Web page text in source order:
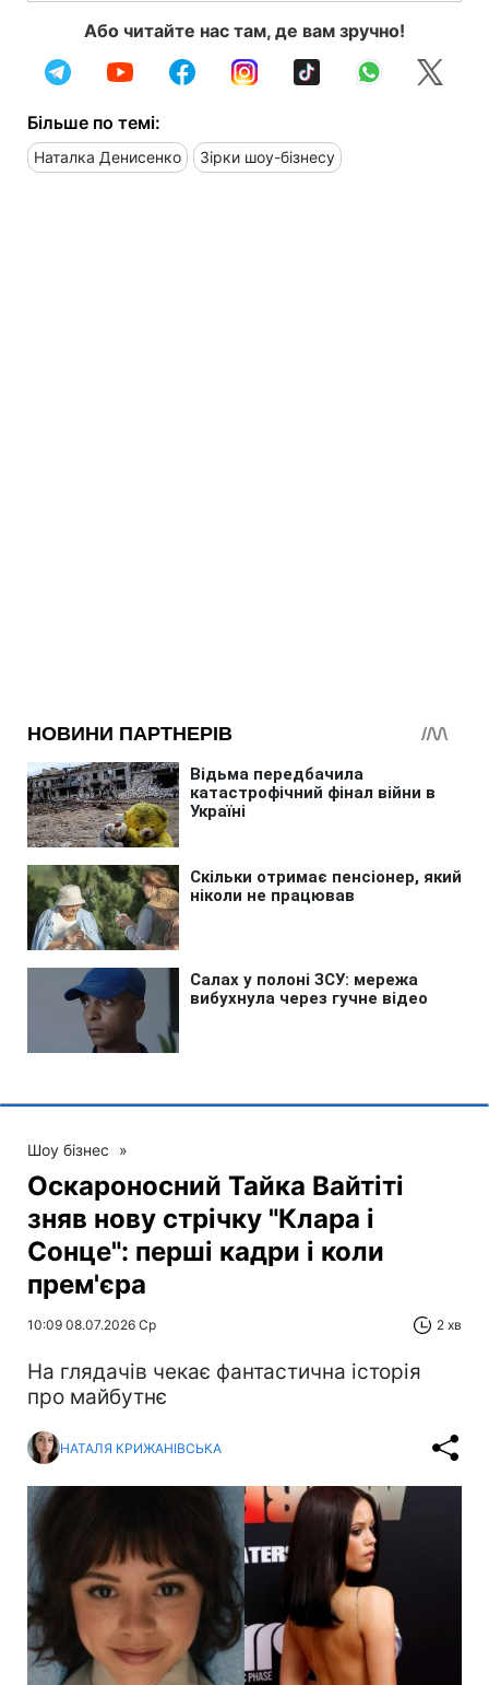
Або читайте нас там, де вам зручно!
Більше по темі:
Наталка Денисенко Зірки шоу-бізнесу
Шоу бізнес »
Оскароносний Тайка Вайтіті
зняв нову стрічку "Клара і
Сонце": перші кадри і коли
прем'єра
10:09 08.07.2026 Ср 2 хв
На глядачів чекає фантастична історія
про майбутнє
НАТАЛЯ КРИЖАНІВСЬКА